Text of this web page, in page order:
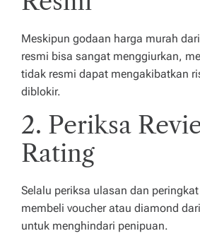
Meskipun godaan harga murah
resmi bisa sangat menggiurkan,
tidak resmi dapat mengakibatkan
diblokir.
2. Periksa
Rating
Selalu periksa ulasan dan
membeli voucher atau diamond
untuk menghindari penipuan.